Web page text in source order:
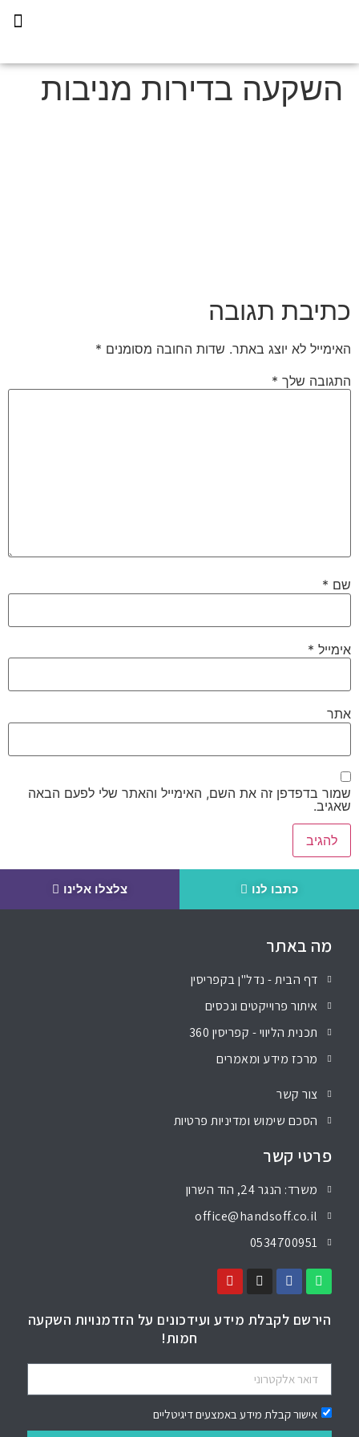
השקעה בדירות מניבות
כתיבת תגובה
האימייל לא יוצג באתר. שדות החובה מסומנים *
התגובה שלך *
שם *
אימייל *
אתר
שמור בדפדפן זה את השם, האימייל והאתר שלי לפעם הבאה
שאגיב.
כתבו לנו צלצלו אלינו
מה באתר
דף הבית - נדל"ן בקפריסין
איתור פרוייקטים ונכסים
תכנית הליווי - קפריסין 360
מרכז מידע ומאמרים
צור קשר
הסכם שימוש ומדיניות פרטיות
פרטי קשר
משרד: הנגר 24, הוד השרון
office@handsoff.co.il
0534700951
הירשם לקבלת מידע ועידכונים על הזדמנויות השקעה
חמות!
אישור קבלת מידע באמצעים דיגיטליים